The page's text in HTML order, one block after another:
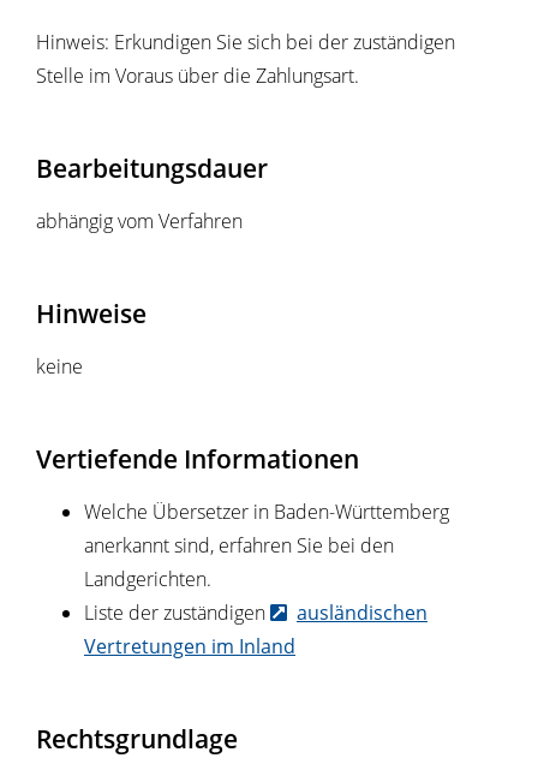
Hinweis: Erkundigen Sie sich bei der zuständigen
Stelle im Voraus über die Zahlungsart.
Bearbeitungsdauer
abhängig vom Verfahren
Hinweise
keine
Vertiefende Informationen
Welche Übersetzer in Baden-Württemberg
anerkannt sind, erfahren Sie bei den
Landgerichten.
Liste der zuständigen
ausländischen
Vertretungen im Inland
Rechtsgrundlage